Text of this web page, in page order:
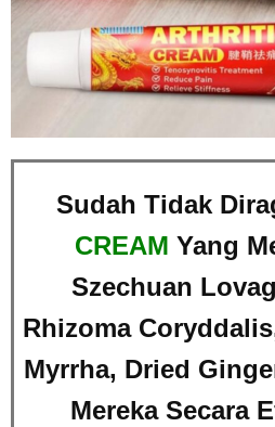
Sudah Tidak
CREAM Yang
Szechuan
Rhizoma
Myrrha, Dried
Mereka Secara